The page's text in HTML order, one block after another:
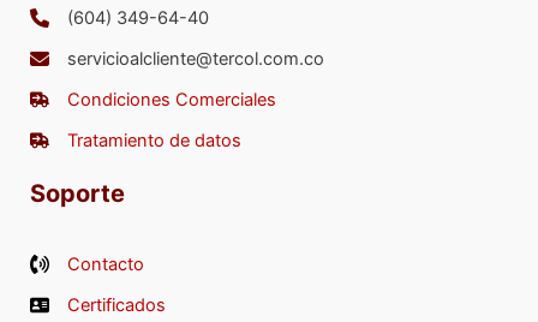
(604) 349-64-40
servicioalcliente@tercol.com.co
Condiciones Comerciales
Tratamiento de datos
Soporte
Contacto
Certificados